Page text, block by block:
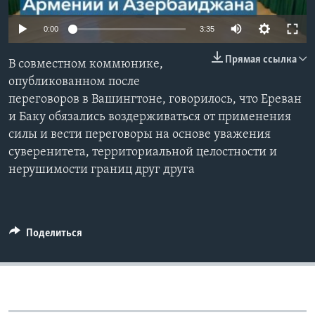
Learning English
СОЦИАЛЬНЫЕ СЕТИ
Языки
0:00 3:35
Прямая ссылка
В совместном коммюнике,
опубликованном после
переговоров в Вашингтоне, говорилось, что Ереван
и Баку обязались воздерживаться от применения
силы и вести переговоры на основе уважения
суверенитета, территориальной целостности и
нерушимости границ друг друга
Поделиться